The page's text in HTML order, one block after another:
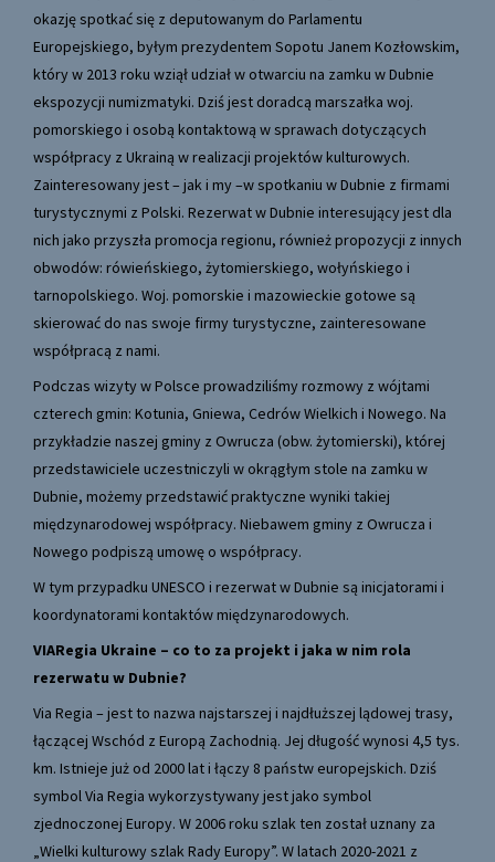
okazję spotkać się z deputowanym do Parlamentu
Europejskiego, byłym prezydentem Sopotu Janem Kozłowskim,
który w 2013 roku wziął udział w otwarciu na zamku w Dubnie
ekspozycji numizmatyki. Dziś jest doradcą marszałka woj.
pomorskiego i osobą kontaktową w sprawach dotyczących
współpracy z Ukrainą w realizacji projektów kulturowych.
Zainteresowany jest – jak i my –w spotkaniu w Dubnie z firmami
turystycznymi z Polski. Rezerwat w Dubnie interesujący jest dla
nich jako przyszła promocja regionu, również propozycji z innych
obwodów: rówieńskiego, żytomierskiego, wołyńskiego i
tarnopolskiego. Woj. pomorskie i mazowieckie gotowe są
skierować do nas swoje firmy turystyczne, zainteresowane
współpracą z nami.
Podczas wizyty w Polsce prowadziliśmy rozmowy z wójtami
czterech gmin: Kotunia, Gniewa, Cedrów Wielkich i Nowego. Na
przykładzie naszej gminy z Owrucza (obw. żytomierski), której
przedstawiciele uczestniczyli w okrągłym stole na zamku w
Dubnie, możemy przedstawić praktyczne wyniki takiej
międzynarodowej współpracy. Niebawem gminy z Owrucza i
Nowego podpiszą umowę o współpracy.
W tym przypadku UNESCO i rezerwat w Dubnie są inicjatorami i
koordynatorami kontaktów międzynarodowych.
VIARegia Ukraine – co to za projekt i jaka w nim rola
rezerwatu w Dubnie?
Via Regia – jest to nazwa najstarszej i najdłuższej lądowej trasy,
łączącej Wschód z Europą Zachodnią. Jej długość wynosi 4,5 tys.
km. Istnieje już od 2000 lat i łączy 8 państw europejskich. Dziś
symbol Via Regia wykorzystywany jest jako symbol
zjednoczonej Europy. W 2006 roku szlak ten został uznany za
„Wielki kulturowy szlak Rady Europy”. W latach 2020-2021 z